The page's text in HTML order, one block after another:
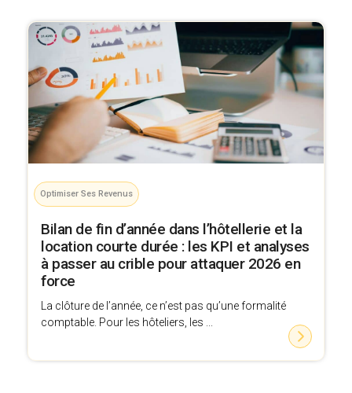
Optimiser Ses Revenus
Bilan de fin d’année dans l’hôtellerie et la
location courte durée : les KPI et analyses
à passer au crible pour attaquer 2026 en
force
La clôture de l’année, ce n’est pas qu’une formalité
comptable. Pour les hôteliers, les ...